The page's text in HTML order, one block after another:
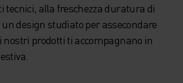
tecnici, alla freschezza duratura di
design studiato per assecondare
nostri prodotti ti accompagnano in